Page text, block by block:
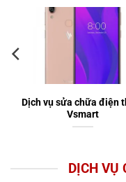
Dịch vụ sửa chữa điện
Vsmart
DỊCH VỤ